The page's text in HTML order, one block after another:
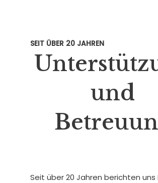
SEIT ÜBER 20 JAHREN
und
Seit über 20 Jahren berichten uns